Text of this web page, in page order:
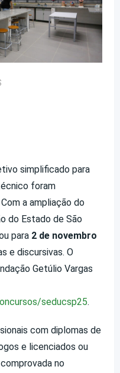
simplificado para
foram
a ampliação do
do Estado de São
para 2 de novembro
e discursivas. O
Getúlio Vargas
seducsp25.
com diplomas de
e licenciados ou
no